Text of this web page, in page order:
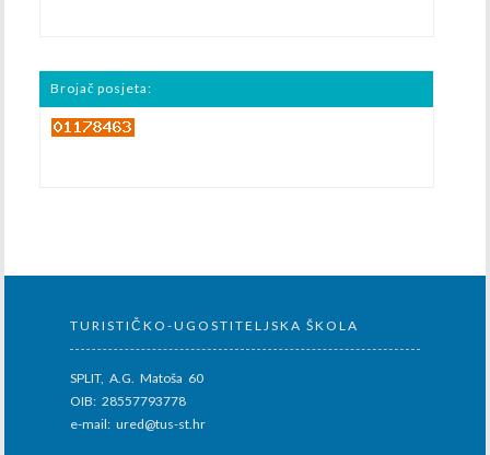
Brojač posjeta:
TURISTIČKO-UGOSTITELJSKA ŠKOLA
SPLIT, A.G. Matoša 60
OIB: 28557793778
e-mail: ured@tus-st.hr